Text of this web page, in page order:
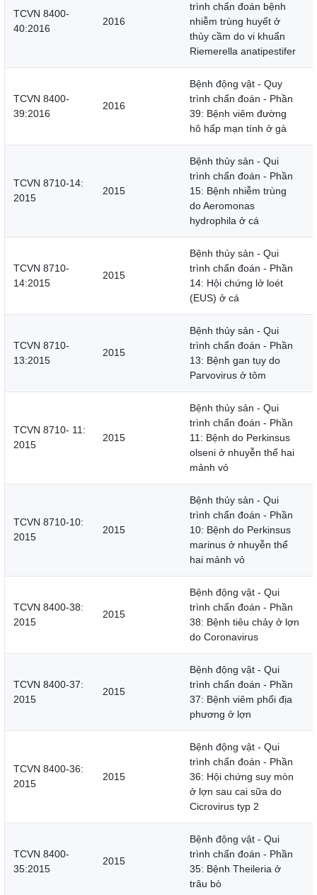
TCVN 8400-
40:2016
2016
trình chẩn đoán bệnh
nhiễm trùng huyết ở
thủy cầm do vi khuẩn
Riemerella anatipestifer
TCVN 8400-
39:2016
2016
Bệnh động vật - Quy
trình chẩn đoán - Phần
39: Bệnh viêm đường
hô hấp mạn tính ở gà
TCVN 8710-14:
2015
2015
Bệnh thủy sản - Qui
trình chẩn đoán - Phần
15: Bệnh nhiễm trùng
do Aeromonas
hydrophila ở cá
TCVN 8710-
14:2015
2015
Bệnh thủy sản - Qui
trình chẩn đoán - Phần
14: Hội chứng lở loét
(EUS) ở cá
TCVN 8710-
13:2015
2015
Bệnh thủy sản - Qui
trình chẩn đoán - Phần
13: Bệnh gan tụy do
Parvovirus ở tôm
TCVN 8710- 11:
2015
2015
Bệnh thủy sản - Qui
trình chẩn đoán - Phần
11: Bệnh do Perkinsus
olseni ở nhuyễn thể hai
mảnh vỏ
TCVN 8710-10:
2015
2015
Bệnh thủy sản - Qui
trình chẩn đoán - Phần
10: Bệnh do Perkinsus
marinus ở nhuyễn thể
hai mảnh vỏ
TCVN 8400-38:
2015
2015
Bệnh động vật - Qui
trình chẩn đoán - Phần
38: Bệnh tiêu chảy ở lợn
do Coronavirus
TCVN 8400-37:
2015
2015
Bệnh động vật - Qui
trình chẩn đoán - Phần
37: Bệnh viêm phổi địa
phương ở lợn
TCVN 8400-36:
2015
2015
Bệnh động vật - Qui
trình chẩn đoán - Phần
36: Hội chứng suy mòn
ở lợn sau cai sữa do
Cicrovirus typ 2
TCVN 8400-
35:2015
2015
Bệnh động vật - Qui
trình chẩn đoán - Phần
35: Bệnh Theileria ở
trâu bò